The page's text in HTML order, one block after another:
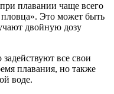
плавании чаще всего
пловца». Это может быть
двойную дозу
задействуют все свои
плавания, но также
воде.